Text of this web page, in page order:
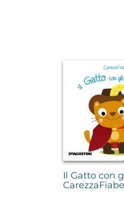
Il Gatto con
CarezzaFiabe